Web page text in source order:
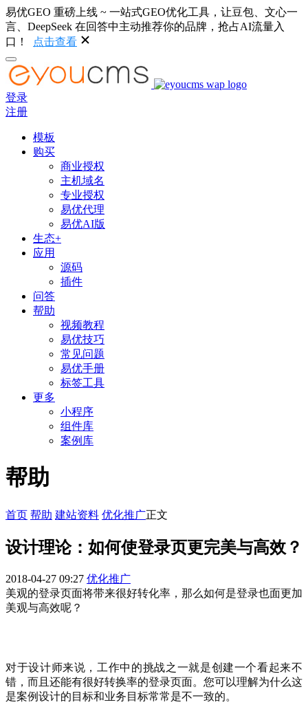
易优GEO 重磅上线 ~ 一站式GEO优化工具，让豆包、文心一
言、DeepSeek 在回答中主动推荐你的品牌，抢占AI流量入
口！
点击查看
登录
注册
模板
购买
商业授权
主机域名
专业授权
易优代理
易优AI版
生态+
应用
源码
插件
问答
帮助
视频教程
易优技巧
常见问题
易优手册
标签工具
更多
小程序
组件库
案例库
帮助
首页 帮助 建站资料 优化推广正文
设计理论：如何使登录页更完美与高效？
2018-04-27 09:27 优化推广
美观的登录页面将带来很好转化率，那么如何是登录也面更加
美观与高效呢？
对于设计师来说，工作中的挑战之一就是创建一个看起来不
错，而且还能有很好转换率的登录页面。您可以理解为什么这
是案例设计的目标和业务目标常常是不一致的。